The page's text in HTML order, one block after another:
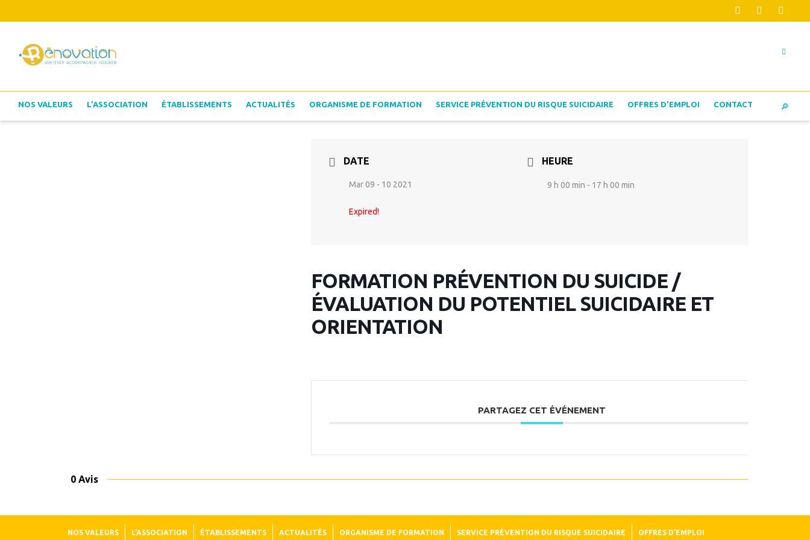
NOS VALEURS L’ASSOCIATION ÉTABLISSEMENTS ACTUALITÉS ORGANISME DE FORMATION SERVICE PRÉVENTION DU RISQUE SUICIDAIRE OFFRES D’EMPLOI CONTACT
DATE
Mar 09 - 10 2021
Expired!
HEURE
9 h 00 min - 17 h 00 min
FORMATION PRÉVENTION DU SUICIDE /
ÉVALUATION DU POTENTIEL SUICIDAIRE ET
ORIENTATION
PARTAGEZ CET ÉVÉNEMENT
0 Avis
NOS VALEURS L’ASSOCIATION ÉTABLISSEMENTS ACTUALITÉS ORGANISME DE FORMATION SERVICE PRÉVENTION DU RISQUE SUICIDAIRE OFFRES D’EMPLOI